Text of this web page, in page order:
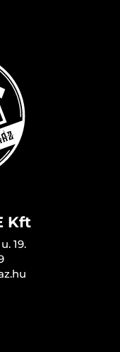
Kft
19.